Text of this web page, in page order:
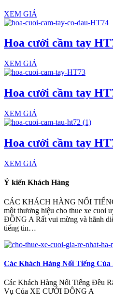
XEM GIÁ
Hoa cưới cầm tay
XEM GIÁ
Hoa cưới cầm tay
XEM GIÁ
Hoa cưới cầm tay
XEM GIÁ
Ý kiến Khách Hàng
CÁC KHÁCH HÀNG NỔI
một thương hiệu cho thue xe cuoi
ĐÔNG A Rất vui mừng và hãnh
tiếng tin…
Các Khách Hàng Nổi Tiếng
Các Khách Hàng Nổi Tiếng Đều
Vụ Của XE CƯỚI ĐÔNG A